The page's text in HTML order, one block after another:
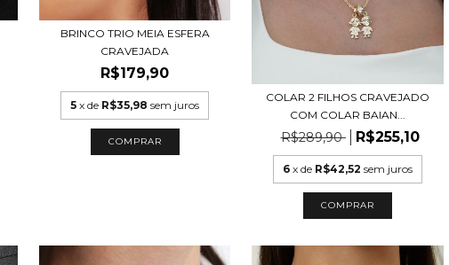
BRINCO TRIO MEIA ESFERA
CRAVEJADA
R$179,90
5 x de R$35,98 sem juros
COMPRAR
COLAR 2 FILHOS CRAVEJADO
COM COLAR BAIAN...
R$289,90 R$255,10
6 x de R$42,52 sem juros
COMPRAR